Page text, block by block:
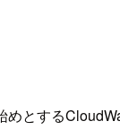
とする